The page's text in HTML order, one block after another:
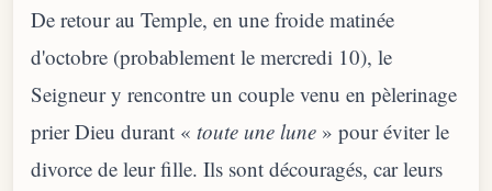
De retour au Temple, en une froide matinée
d'octobre (probablement le mercredi 10), le
Seigneur y rencontre un couple venu en pèlerinage
prier Dieu durant « toute une lune » pour éviter le
divorce de leur fille. Ils sont découragés, car leurs